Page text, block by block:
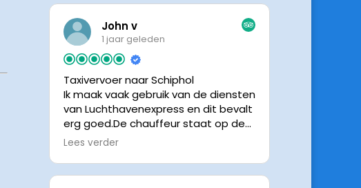
John v
1 jaar geleden
Taxivervoer naar Schiphol
Ik maak vaak gebruik van de diensten
van Luchthavenexpress en dit bevalt
erg goed.De chauffeur staat op de
afgesproken tijd klaar om je op te
neemt de chauffeur direct contact
Lees verder